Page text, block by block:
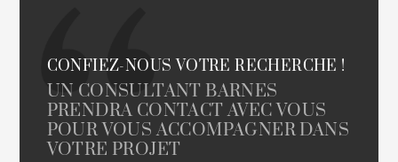
CONFIEZ-NOUS VOTRE RECHERCHE !
UN CONSULTANT BARNES
PRENDRA CONTACT AVEC VOUS
POUR VOUS ACCOMPAGNER DANS
VOTRE PROJET